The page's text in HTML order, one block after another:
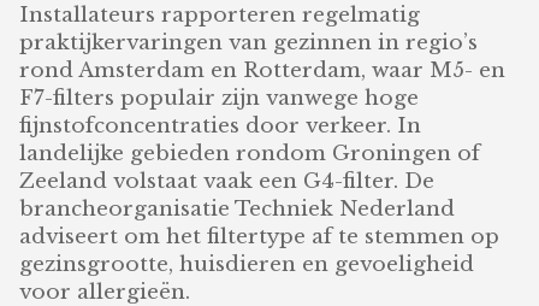
Installateurs rapporteren regelmatig
praktijkervaringen van gezinnen in regio’s
rond Amsterdam en Rotterdam, waar M5- en
F7-filters populair zijn vanwege hoge
fijnstofconcentraties door verkeer. In
landelijke gebieden rondom Groningen of
Zeeland volstaat vaak een G4-filter. De
brancheorganisatie Techniek Nederland
adviseert om het filtertype af te stemmen op
gezinsgrootte, huisdieren en gevoeligheid
voor allergieën.